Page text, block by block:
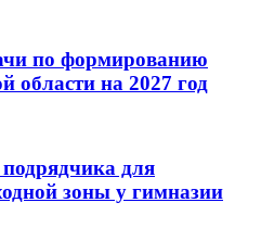
по формированию
области на 2027 год
для
зоны у гимназии